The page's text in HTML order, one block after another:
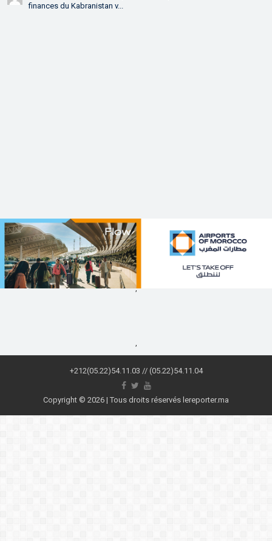
finances du Kabranistan v...
,
,
+212(05.22)54.11.03 // (05.22)54.11.04
Copyright © 2026 | Tous droits réservés lereporter.ma